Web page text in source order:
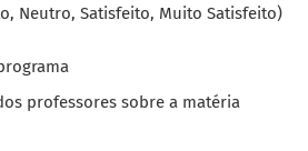
Neutro, Satisfeito, Muito Satisfeito)
professores sobre a matéria